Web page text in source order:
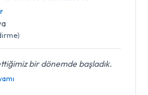
bir dönemde başladık.